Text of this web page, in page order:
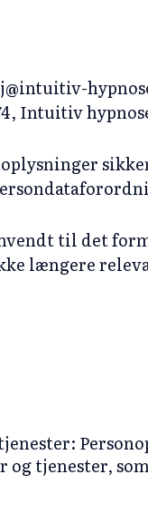
Intuitiv
til det
længere
og tjenester,